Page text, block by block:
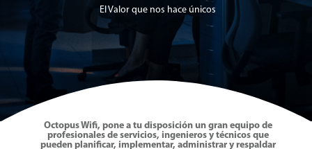
El Valor que nos hace únicos
Octopus Wifi, pone a tu disposición un gran equipo de
profesionales de servicios, ingenieros y técnicos que
pueden planificar, implementar, administrar y respaldar